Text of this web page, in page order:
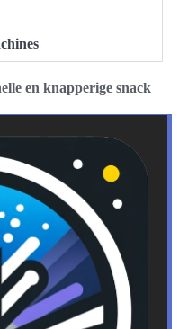
en knapperige snack